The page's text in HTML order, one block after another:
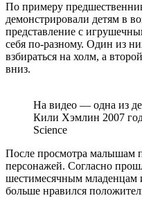
По примеру
демонстрировали детям в
представление с
себя по-разному. Один из
взбираться на холм, а
вниз.
На видео ― одна из
Кили Хэмлин 2007
Science
После просмотра малышам
персонажей. Согласно
шестимесячным младенцам
больше нравился